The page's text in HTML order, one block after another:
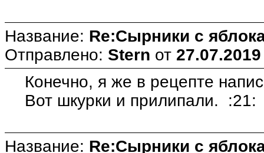
Название: Re:Сырники с
Отправлено: Stern от
Конечно, я же в рецепте
Вот шкурки и прилипали. :21:
Название: Re:Сырники с